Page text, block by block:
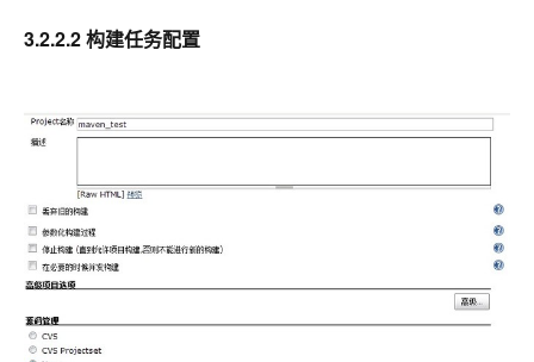
3.2.2.2 构建任务配置